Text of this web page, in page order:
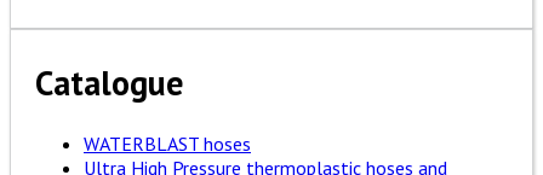
Catalogue
WATERBLAST hoses
Ultra High Pressure thermoplastic hoses and